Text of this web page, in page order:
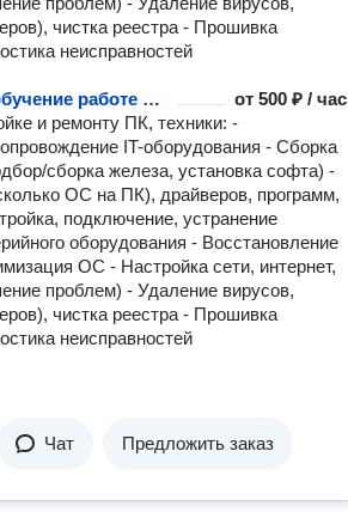
чистка реестра - Прошивка
неисправностей
Консультации и обучение работе с компьютерами от500 ₽ / час
и ремонту ПК, техники: -
IT-оборудования - Сборка
сборка железа, установка софта) -
ОС на ПК), драйверов, программ,
подключение, устранение
оборудования - Восстановление
ОС - Настройка сети, интернет,
проблем) - Удаление вирусов,
чистка реестра - Прошивка
неисправностей
Чат Предложить заказ